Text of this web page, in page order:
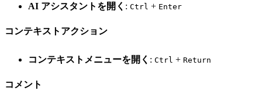
AI アシスタントを開く : Ctrl + Enter
コンテキストアクション
コンテキストメニューを開く : Ctrl + Return
コメント